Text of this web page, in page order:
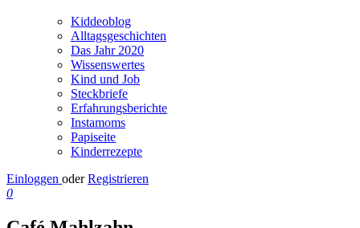
Kiddeoblog
Alltagsgeschichten
Das Jahr 2020
Wissenswertes
Kind und Job
Steckbriefe
Erfahrungsberichte
Instamoms
Papiseite
Kinderrezepte
Einloggen oder Registrieren
0